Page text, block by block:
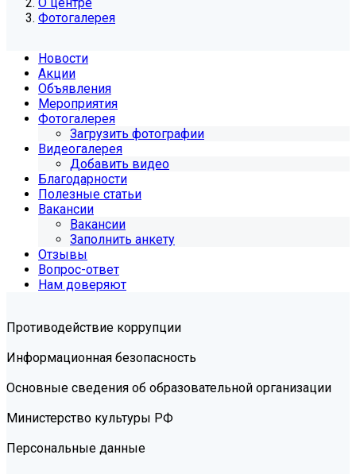
Фотогалерея
Новости
Акции
Объявления
Мероприятия
Фотогалерея
Загрузить фотографии
Видеогалерея
Добавить видео
Благодарности
Полезные статьи
Вакансии
Вакансии
Заполнить анкету
Отзывы
Вопрос-ответ
Нам доверяют
Противодействие коррупции
Информационная безопасность
Основные сведения об образовательной организации
Министерство культуры РФ
Персональные данные